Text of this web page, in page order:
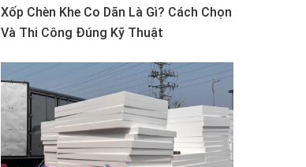
Xốp Chèn Khe Co Dãn Là Gì? Cách Chọn
Và Thi Công Đúng Kỹ Thuật